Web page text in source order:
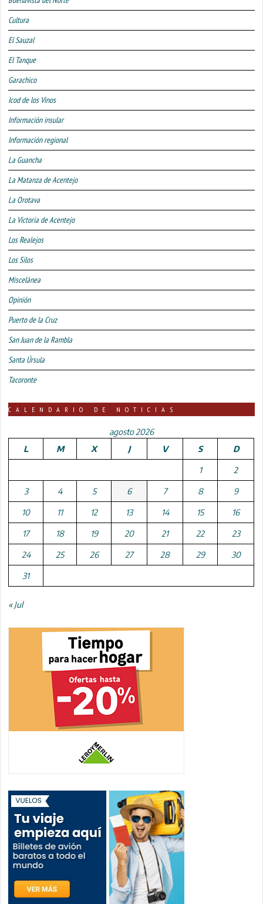
Cultura
El Sauzal
El Tanque
Garachico
Icod de los Vinos
Información insular
Información regional
La Guancha
La Matanza de Acentejo
La Orotava
La Victoria de Acentejo
Los Realejos
Los Silos
Miscelánea
Opinión
Puerto de la Cruz
San Juan de la Rambla
Santa Úrsula
Tacoronte
CALENDARIO DE NOTICIAS
agosto 2026
L
M X J V S D
1 2
3 4 5 6 7 8 9
10 11 12 13 14 15 16
17 18 19 20 21 22 23
24 25 26 27 28 29 30
31
« Jul